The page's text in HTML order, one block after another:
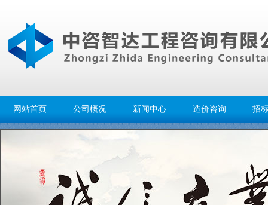
网站首页 公司概况 新闻中心 造价咨询 招